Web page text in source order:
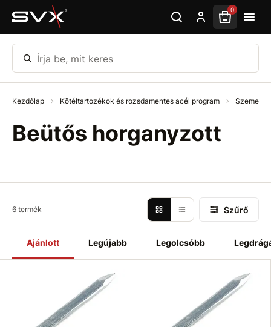
Ugrás az oldal fő részéhez 0
Írja be, mit keres
Kezdőlap Kötéltartozékok és rozsdamentes acél program Szemek -
Beütős horganyzott
Ajánlott Legújabb Legolcsóbb
6 termék Szűrő